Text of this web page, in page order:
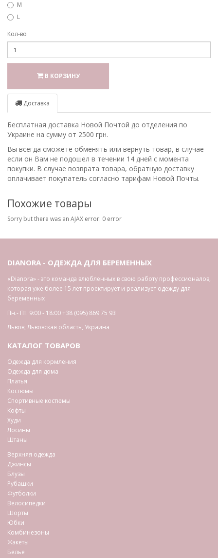
M
L
Кол-во
В КОРЗИНУ
Доставка
Бесплатная доставка Новой Почтой до отделения по
Украине на сумму от 2500 грн.
Вы всегда сможете обменять или вернуть товар, в случае
если он Вам не подошел в течении 14 дней с момента
покупки. В случае возврата товара, обратную доставку
оплачивает покупатель согласно тарифам Новой Почты.
Похожие товары
Sorry but there was an AJAX error: 0 error
DIANORA - ОДЕЖДА ДЛЯ БЕРЕМЕННЫХ
«Dianora» - это команда влюбленных в свою работу профессионалов,
которая уже более 15 лет проектирует и реализует одежду для
беременных
Пн.- Пт. 9:00 - 18:00+38 (095) 869 75 93
Львов,Львовская область, Украина
КАТАЛОГ ТОВАРОВ
Одежда для кормления
Одежда для дома
Платья
Костюмы
Спортивные костюмы
Кофты
Худи
Лосины
Штаны
Верхняя одежда
Джинсы
Блузы
Рубашки
Футболки
Велосипедки
Шорты
Юбки
Комбинезоны
Жакеты
Белье